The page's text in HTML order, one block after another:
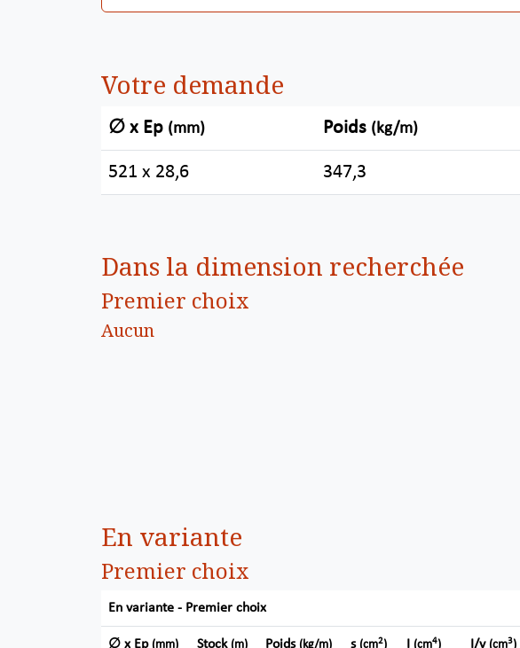
Votre demande
∅ x Ep (mm) Poids (kg/m)
521 x 28,6 347,3
Dans la dimension recherchée
Premier choix
Aucun
En variante
Premier choix
En variante - Premier choix
∅ x Ep (mm) Stock (m) Poids (kg/m) s (cm2) I (cm4) I/v (cm3)